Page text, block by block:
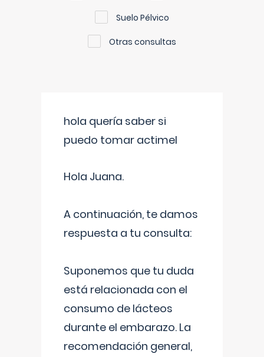
Suelo Pélvico
Otras consultas
hola quería saber si
puedo tomar actimel
Hola Juana.
A continuación, te damos
respuesta a tu consulta:
Suponemos que tu duda
está relacionada con el
consumo de lácteos
durante el embarazo. La
recomendación general,